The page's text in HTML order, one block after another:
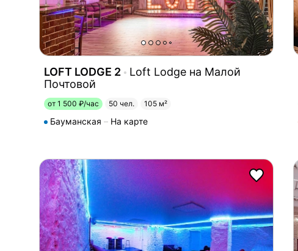
LOFT LODGE 2
Loft Lodge на Малой
Почтовой
от 1 500 ₽/час 50 чел. 105 м²
Бауманская На карте